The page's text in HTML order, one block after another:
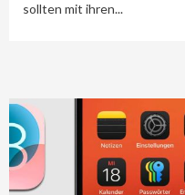
sollten mit ihren...